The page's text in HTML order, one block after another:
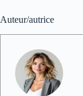
Auteur/autrice